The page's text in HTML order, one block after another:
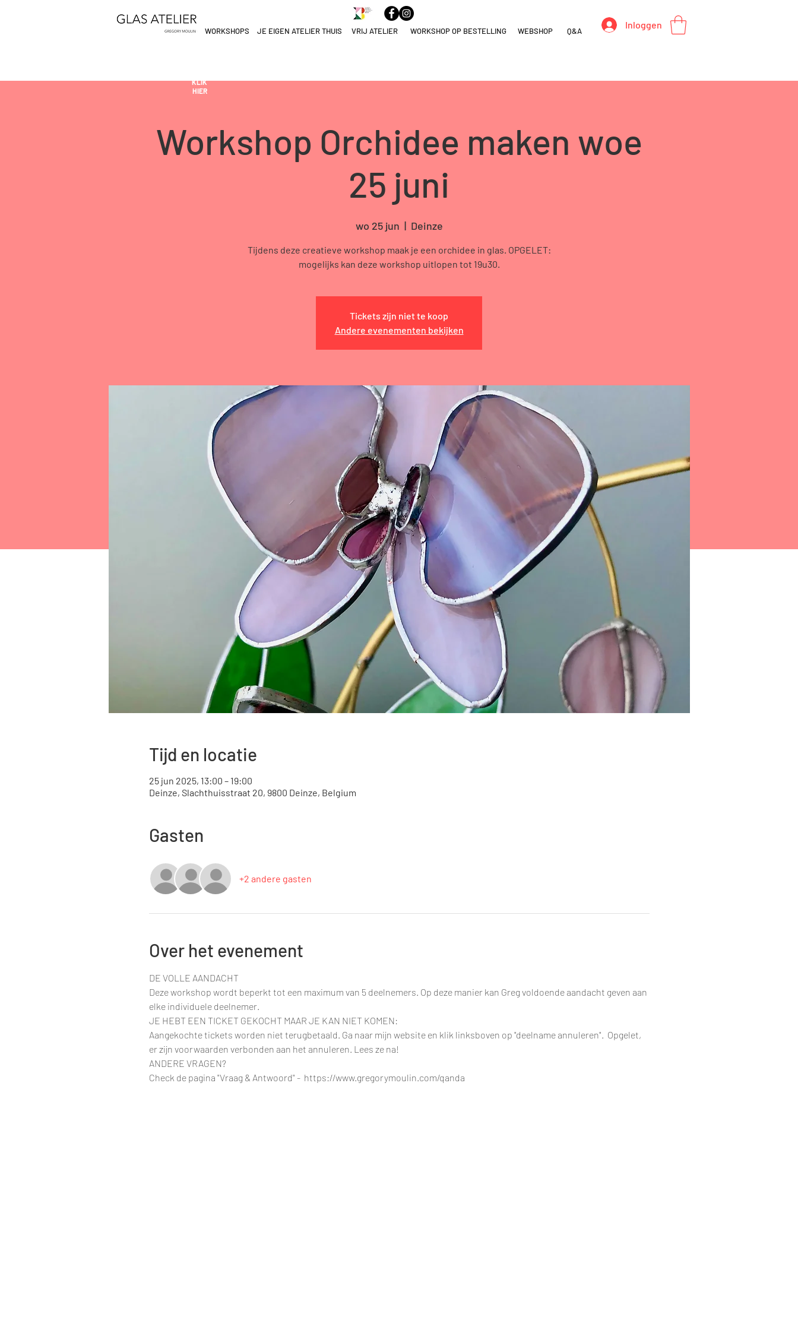
WORKSHOPS JE EIGEN ATELIER THUIS VRIJ ATELIER WORKSHOP OP BESTELLING WEBSHOP Q&A
Inloggen
KLIK
HIER
Workshop Orchidee maken woe
25 juni
wo 25 jun
  |
Deinze
Tijdens deze creatieve workshop maak je een orchidee in glas. OPGELET:
mogelijks kan deze workshop uitlopen tot 19u30.
Tickets zijn niet te koop
Andere evenementen bekijken
Tijd en locatie
25 jun 2025, 13:00 – 19:00
Deinze, Slachthuisstraat 20, 9800 Deinze, Belgium
Gasten
+2 andere gasten
Over het evenement
DE VOLLE AANDACHT
Deze workshop wordt beperkt tot een maximum van 5 deelnemers. Op deze manier kan Greg voldoende aandacht geven aan
elke individuele deelnemer.
JE HEBT EEN TICKET GEKOCHT MAAR JE KAN NIET KOMEN:
Aangekochte tickets worden niet terugbetaald. Ga naar mijn website en klik linksboven op "deelname annuleren".  Opgelet,
er zijn voorwaarden verbonden aan het annuleren. Lees ze na!
ANDERE VRAGEN?
Check de pagina "Vraag & Antwoord" -  https://www.gregorymoulin.com/qanda